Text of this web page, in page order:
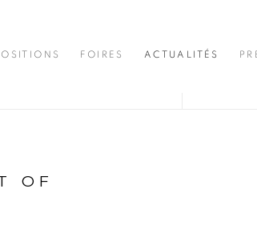
FOIRES ACTUALITÉS
OF